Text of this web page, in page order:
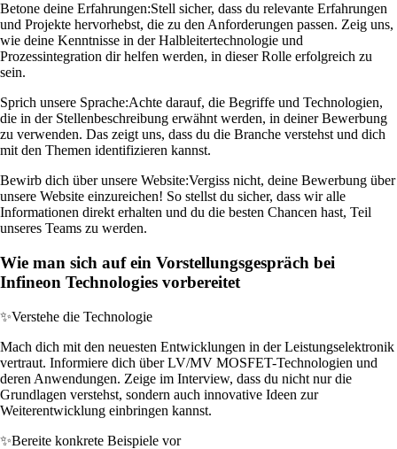
Betone deine Erfahrungen:Stell sicher, dass du relevante Erfahrungen
und Projekte hervorhebst, die zu den Anforderungen passen. Zeig uns,
wie deine Kenntnisse in der Halbleitertechnologie und
Prozessintegration dir helfen werden, in dieser Rolle erfolgreich zu
sein.
Sprich unsere Sprache:Achte darauf, die Begriffe und Technologien,
die in der Stellenbeschreibung erwähnt werden, in deiner Bewerbung
zu verwenden. Das zeigt uns, dass du die Branche verstehst und dich
mit den Themen identifizieren kannst.
Bewirb dich über unsere Website:Vergiss nicht, deine Bewerbung über
unsere Website einzureichen! So stellst du sicher, dass wir alle
Informationen direkt erhalten und du die besten Chancen hast, Teil
unseres Teams zu werden.
Wie man sich auf ein Vorstellungsgespräch bei
Infineon Technologies vorbereitet
✨Verstehe die Technologie
Mach dich mit den neuesten Entwicklungen in der Leistungselektronik
vertraut. Informiere dich über LV/MV MOSFET-Technologien und
deren Anwendungen. Zeige im Interview, dass du nicht nur die
Grundlagen verstehst, sondern auch innovative Ideen zur
Weiterentwicklung einbringen kannst.
✨Bereite konkrete Beispiele vor